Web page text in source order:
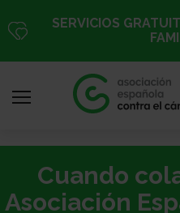
al
SERVICIOS
Iniciar
sesión
Cuando
Asociación